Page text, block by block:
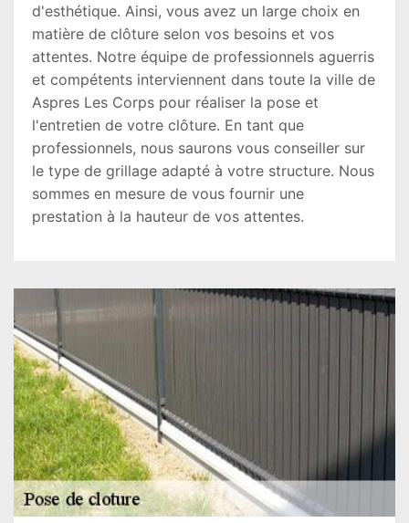
d'esthétique. Ainsi, vous avez un large choix en
matière de clôture selon vos besoins et vos
attentes. Notre équipe de professionnels aguerris
et compétents interviennent dans toute la ville de
Aspres Les Corps pour réaliser la pose et
l'entretien de votre clôture. En tant que
professionnels, nous saurons vous conseiller sur
le type de grillage adapté à votre structure. Nous
sommes en mesure de vous fournir une
prestation à la hauteur de vos attentes.